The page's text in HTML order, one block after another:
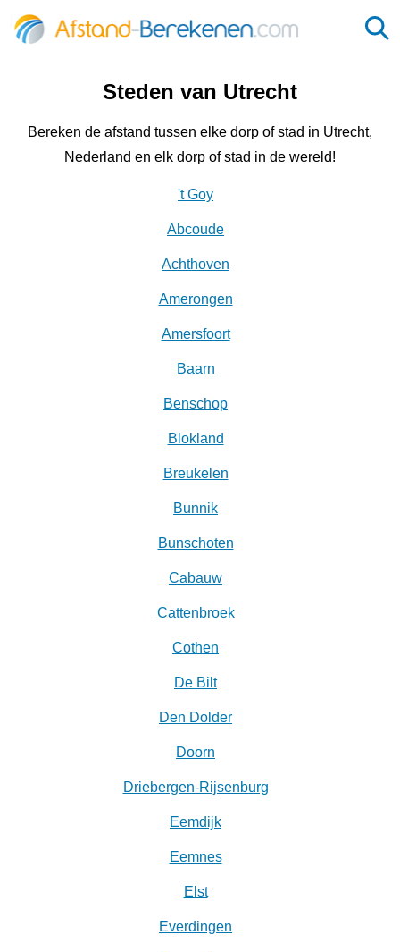
Steden van Utrecht
Bereken de afstand tussen elke dorp of stad in Utrecht,
Nederland en elk dorp of stad in de wereld!
't Goy
Abcoude
Achthoven
Amerongen
Amersfoort
Baarn
Benschop
Blokland
Breukelen
Bunnik
Bunschoten
Cabauw
Cattenbroek
Cothen
De Bilt
Den Dolder
Doorn
Driebergen-Rijsenburg
Eemdijk
Eemnes
Elst
Everdingen